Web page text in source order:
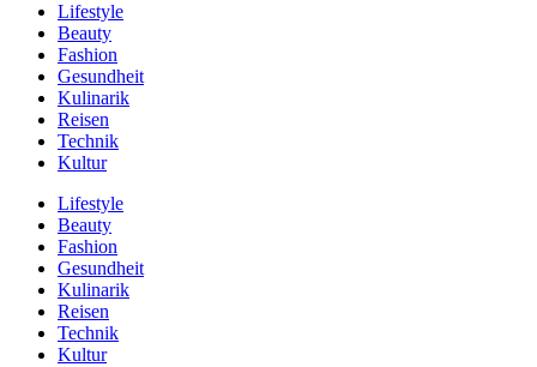
Lifestyle
Beauty
Fashion
Gesundheit
Kulinarik
Reisen
Technik
Kultur
Lifestyle
Beauty
Fashion
Gesundheit
Kulinarik
Reisen
Technik
Kultur